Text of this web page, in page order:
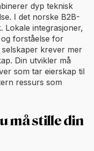
dyp teknisk
I det norske B2B-
Lokale integrasjoner,
forståelse for
krever mer
Din utvikler må
som tar eierskap til
ressurs som
må stille din